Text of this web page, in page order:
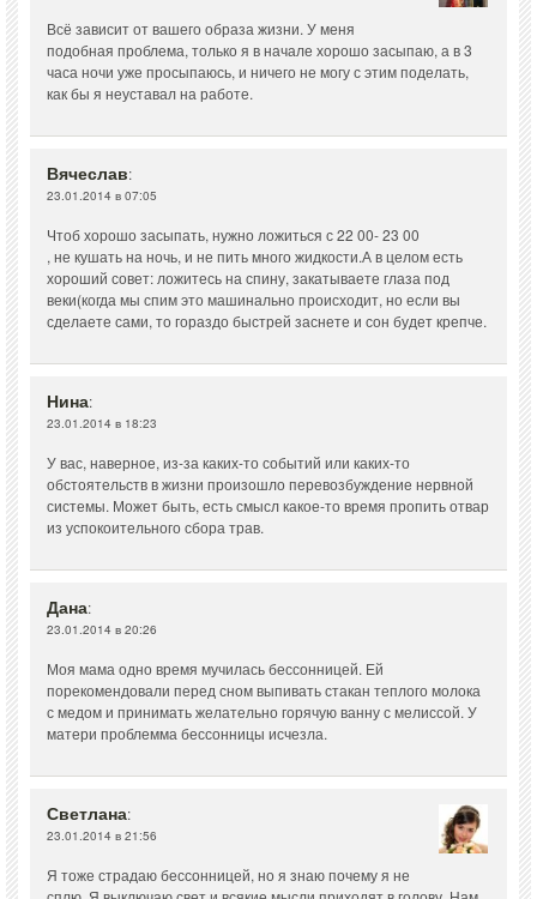
Всё зависит от вашего образа жизни. У меня
подобная проблема, только я в начале хорошо засыпаю, а в 3
часа ночи уже просыпаюсь, и ничего не могу с этим поделать,
как бы я неуставал на работе.
Вячеслав:
23.01.2014 в 07:05
Чтоб хорошо засыпать, нужно ложиться с 22 00- 23 00
, не кушать на ночь, и не пить много жидкости.А в целом есть
хороший совет: ложитесь на спину, закатываете глаза под
веки(когда мы спим это машинально происходит, но если вы
сделаете сами, то гораздо быстрей заснете и сон будет крепче.
Нина:
23.01.2014 в 18:23
У вас, наверное, из-за каких-то событий или каких-то
обстоятельств в жизни произошло перевозбуждение нервной
системы. Может быть, есть смысл какое-то время пропить отвар
из успокоительного сбора трав.
Дана:
23.01.2014 в 20:26
Моя мама одно время мучилась бессонницей. Ей
порекомендовали перед сном выпивать стакан теплого молока
с медом и принимать желательно горячую ванну с мелиссой. У
матери проблемма бессонницы исчезла.
Светлана:
23.01.2014 в 21:56
Я тоже страдаю бессонницей, но я знаю почему я не